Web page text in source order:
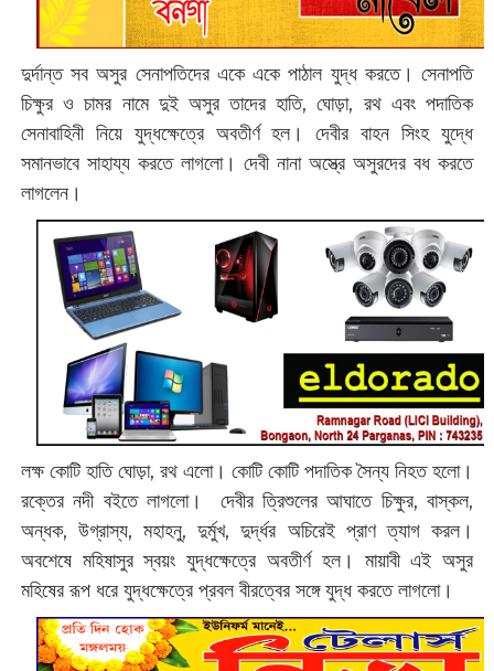
দুর্দান্ত সব অসুর সেনাপতিদের একে একে পাঠাল যুদ্ধ করতে। সেনাপতি
চিক্ষুর ও চামর নামে দুই অসুর তাদের হাতি, ঘোড়া, রথ এবং পদাতিক
সেনাবাহিনী নিয়ে যুদ্ধক্ষেত্রে অবতীর্ণ হল। দেবীর বাহন সিংহ যুদ্ধে
সমানভাবে সাহায্য করতে লাগলো। দেবী নানা অস্ত্রে অসুরদের বধ করতে
লাগলেন।
লক্ষ কোটি হাতি ঘোড়া, রথ এলো। কোটি কোটি পদাতিক সৈন্য নিহত হলো।
রক্তের নদী বইতে লাগলো। দেবীর ত্রিশুলের আঘাতে চিক্ষুর, বাস্কল,
অন্ধক, উগ্রাস্য, মহাহনু, দুর্মুখ, দুর্দ্ধর অচিরেই প্রাণ ত্যাগ করল।
অবশেষে মহিষাসুর স্বয়ং যুদ্ধক্ষেত্রে অবতীর্ণ হল। মায়াবী এই অসুর
মহিষের রূপ ধরে যুদ্ধক্ষেত্রে প্রবল বীরত্বের সঙ্গে যুদ্ধ করতে লাগলো।